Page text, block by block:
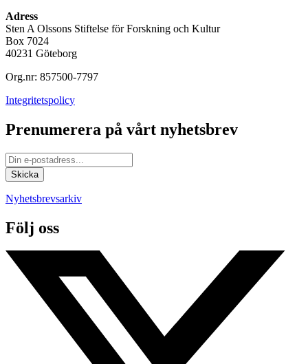
Adress
Sten A Olssons Stiftelse för Forskning och Kultur
Box 7024
40231 Göteborg
Org.nr: 857500-7797
Integritetspolicy
Prenumerera på vårt nyhetsbrev
Nyhetsbrevsarkiv
Följ oss